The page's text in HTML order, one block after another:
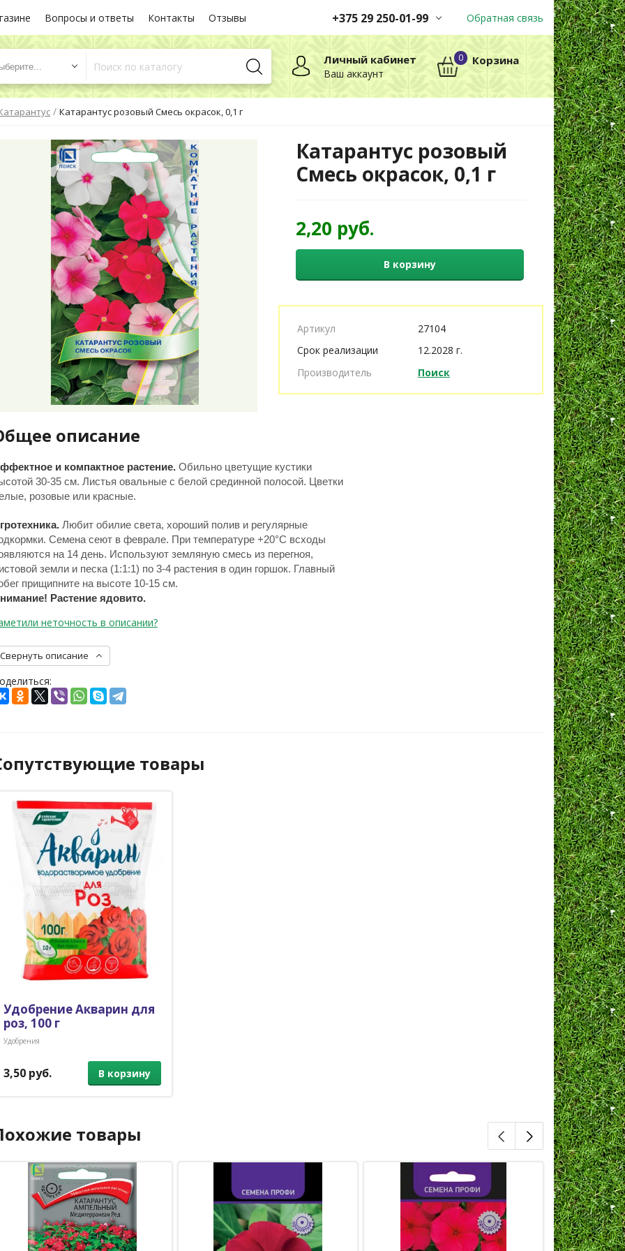
Вопросы и ответы Контакты Отзывы +375 29 250-01-99
автоматически через корзину
круглосуточно без выходных
Обратная связь
Личный кабинет
Ваш аккаунт
0 Корзина
/ Катарантус розовый Смесь окрасок, 0,1 г
Катарантус розовый
Смесь окрасок, 0,1 г
2,20 руб.
В корзину
Артикул
27104
Срок реализации
12.2028 г.
Производитель
Поиск
описание
и компактное растение. Обильно цветущие кустики
30-35 см. Листья овальные с белой срединной полосой. Цветки
розовые или красные.
Любит обилие света, хороший полив и регулярные
Семена сеют в феврале. При температуре +20°С всходы
на 14 день. Используют земляную смесь из перегноя,
земли и песка (1:1:1) по 3-4 растения в один горшок. Главный
прищипните на высоте 10-15 см.
Растение ядовито.
неточность в описании?
Свернуть описание
товары
Удобрение Акварин для
роз, 100 г
Удобрения
3,50 руб. В корзину
товары